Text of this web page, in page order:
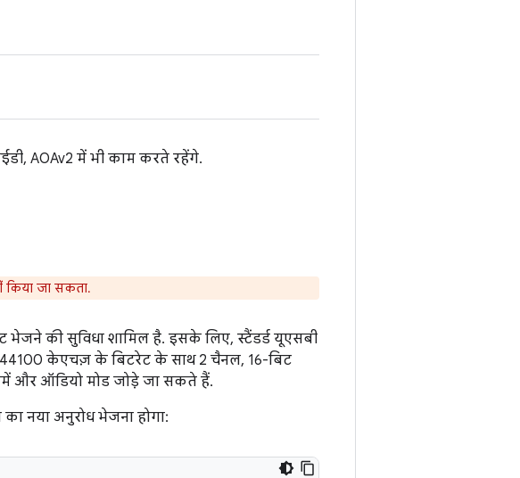
AOAv2 में भी काम करते रहेंगे.
किया जा सकता.
भेजने की सुविधा शामिल है. इसके लिए, स्टैंडर्ड यूएसबी
केएचज़ के बिटरेट के साथ 2 चैनल, 16-बिट
और ऑडियो मोड जोड़े जा सकते हैं.
नया अनुरोध भेजना होगा: